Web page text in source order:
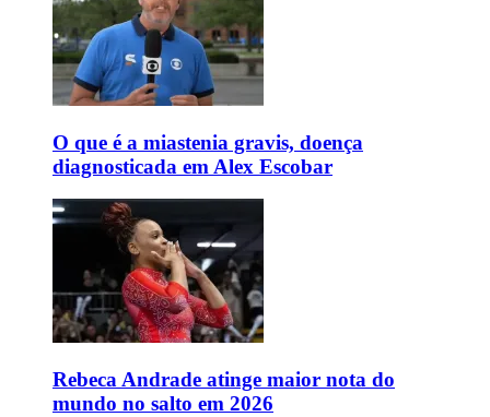
O que é a miastenia gravis, doença
diagnosticada em Alex Escobar
Rebeca Andrade atinge maior nota do
mundo no salto em 2026